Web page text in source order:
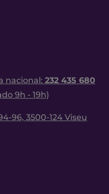
nacional: 232 435 680
9h - 19h)
96, 3500-124 Viseu